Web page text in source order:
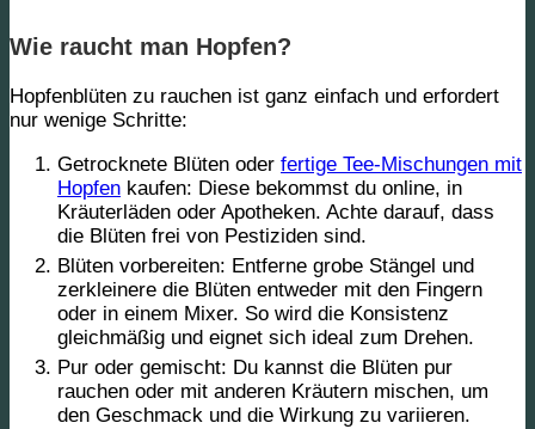
Wie raucht man Hopfen?
Hopfenblüten zu rauchen ist ganz einfach und erfordert
nur wenige Schritte:
Getrocknete Blüten oder fertige Tee-Mischungen mit
Hopfen kaufen: Diese bekommst du online, in
Kräuterläden oder Apotheken. Achte darauf, dass
die Blüten frei von Pestiziden sind.
Blüten vorbereiten: Entferne grobe Stängel und
zerkleinere die Blüten entweder mit den Fingern
oder in einem Mixer. So wird die Konsistenz
gleichmäßig und eignet sich ideal zum Drehen.
Pur oder gemischt: Du kannst die Blüten pur
rauchen oder mit anderen Kräutern mischen, um
den Geschmack und die Wirkung zu variieren.